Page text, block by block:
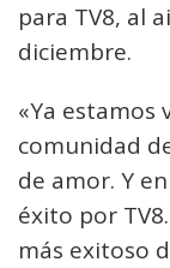
para TV8, al
diciembre.
«Ya estamos
comunidad
de amor. Y
éxito por
más exitoso